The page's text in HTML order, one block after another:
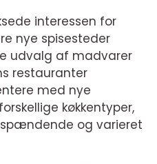
interessen for
nye spisesteder
udvalg af madvarer
restauranter
med nye
køkkentyper,
og varieret